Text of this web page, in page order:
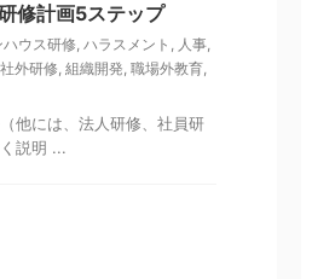
修計画5ステップ
ハウス研修, ハラスメント , 人事,
社外研修, 組織開発, 職場外教育,
他には、法人研修、社員研
説明 ...